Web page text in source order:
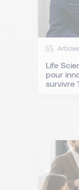
Articles
Life
pour
survivre